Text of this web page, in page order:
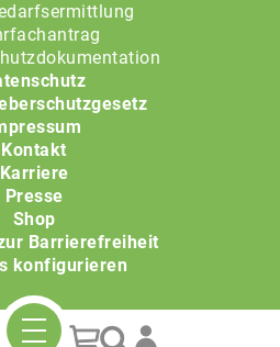
Kontakt
Karriere
Presse
Shop
Barrierefreiheit
konfigurieren